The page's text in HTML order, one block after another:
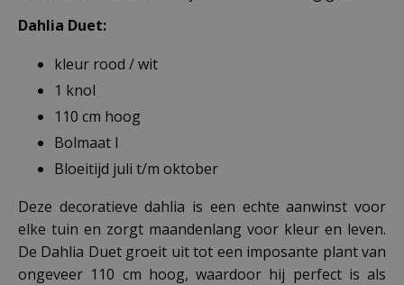
Dahlia Duet:
kleur rood / wit
1 knol
110 cm hoog
Bolmaat I
Bloeitijd juli t/m oktober
Deze decoratieve dahlia is een echte aanwinst voor
elke tuin en zorgt maandenlang voor kleur en leven.
De Dahlia Duet groeit uit tot een imposante plant van
ongeveer 110 cm hoog, waardoor hij perfect is als